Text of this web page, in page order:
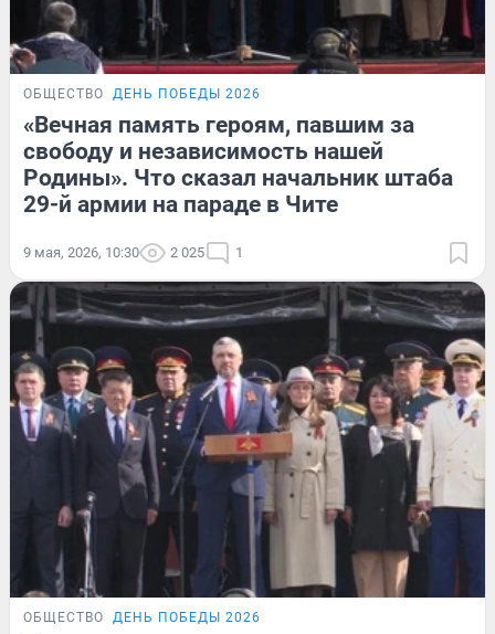
ОБЩЕСТВО ДЕНЬ ПОБЕДЫ 2026
«Вечная память героям, павшим за
свободу и независимость нашей
Родины». Что сказал начальник штаба
29-й армии на параде в Чите
9 мая, 2026, 10:30 2 025 1
ОБЩЕСТВО ДЕНЬ ПОБЕДЫ 2026